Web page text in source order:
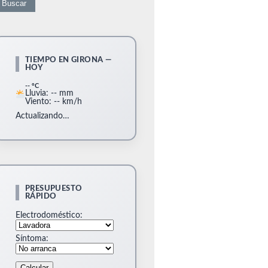
TIEMPO EN GIRONA —
HOY
-- °C
Lluvia: -- mm
Viento: -- km/h
Actualizando…
PRESUPUESTO
RÁPIDO
Electrodoméstico:
Síntoma: